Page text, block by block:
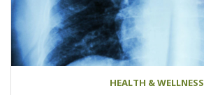
HEALTH & WELLNESS